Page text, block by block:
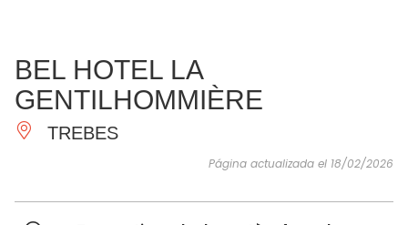
IMPRESCINDIBLES
HACER
BEL HOTEL LA
GENTILHOMMIÈRE
TREBES
Página actualizada el 18/02/2026